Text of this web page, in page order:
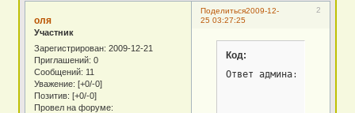
Поделиться 2
2009-12-
25 03:27:25
оля
Участник
Зарегистрирован: 2009-12-21
Приглашений: 0
Сообщений: 11
Уважение: [+0/-0]
Позитив: [+0/-0]
Провел на форуме:
Код:
Ответ админа: Окей ты